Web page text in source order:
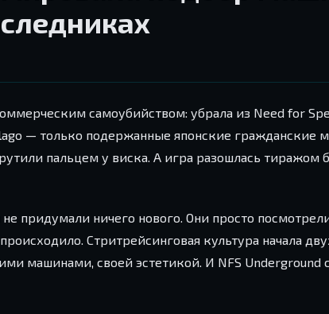
самоубийством: убрала из Need for
— только подержанные японские гражданские
пальцем у виска. А игра разошлась тиражом
придумали ничего нового. Они просто
Стритрейсинговая культура начала
машинами, своей эстетикой. И NFS Underground